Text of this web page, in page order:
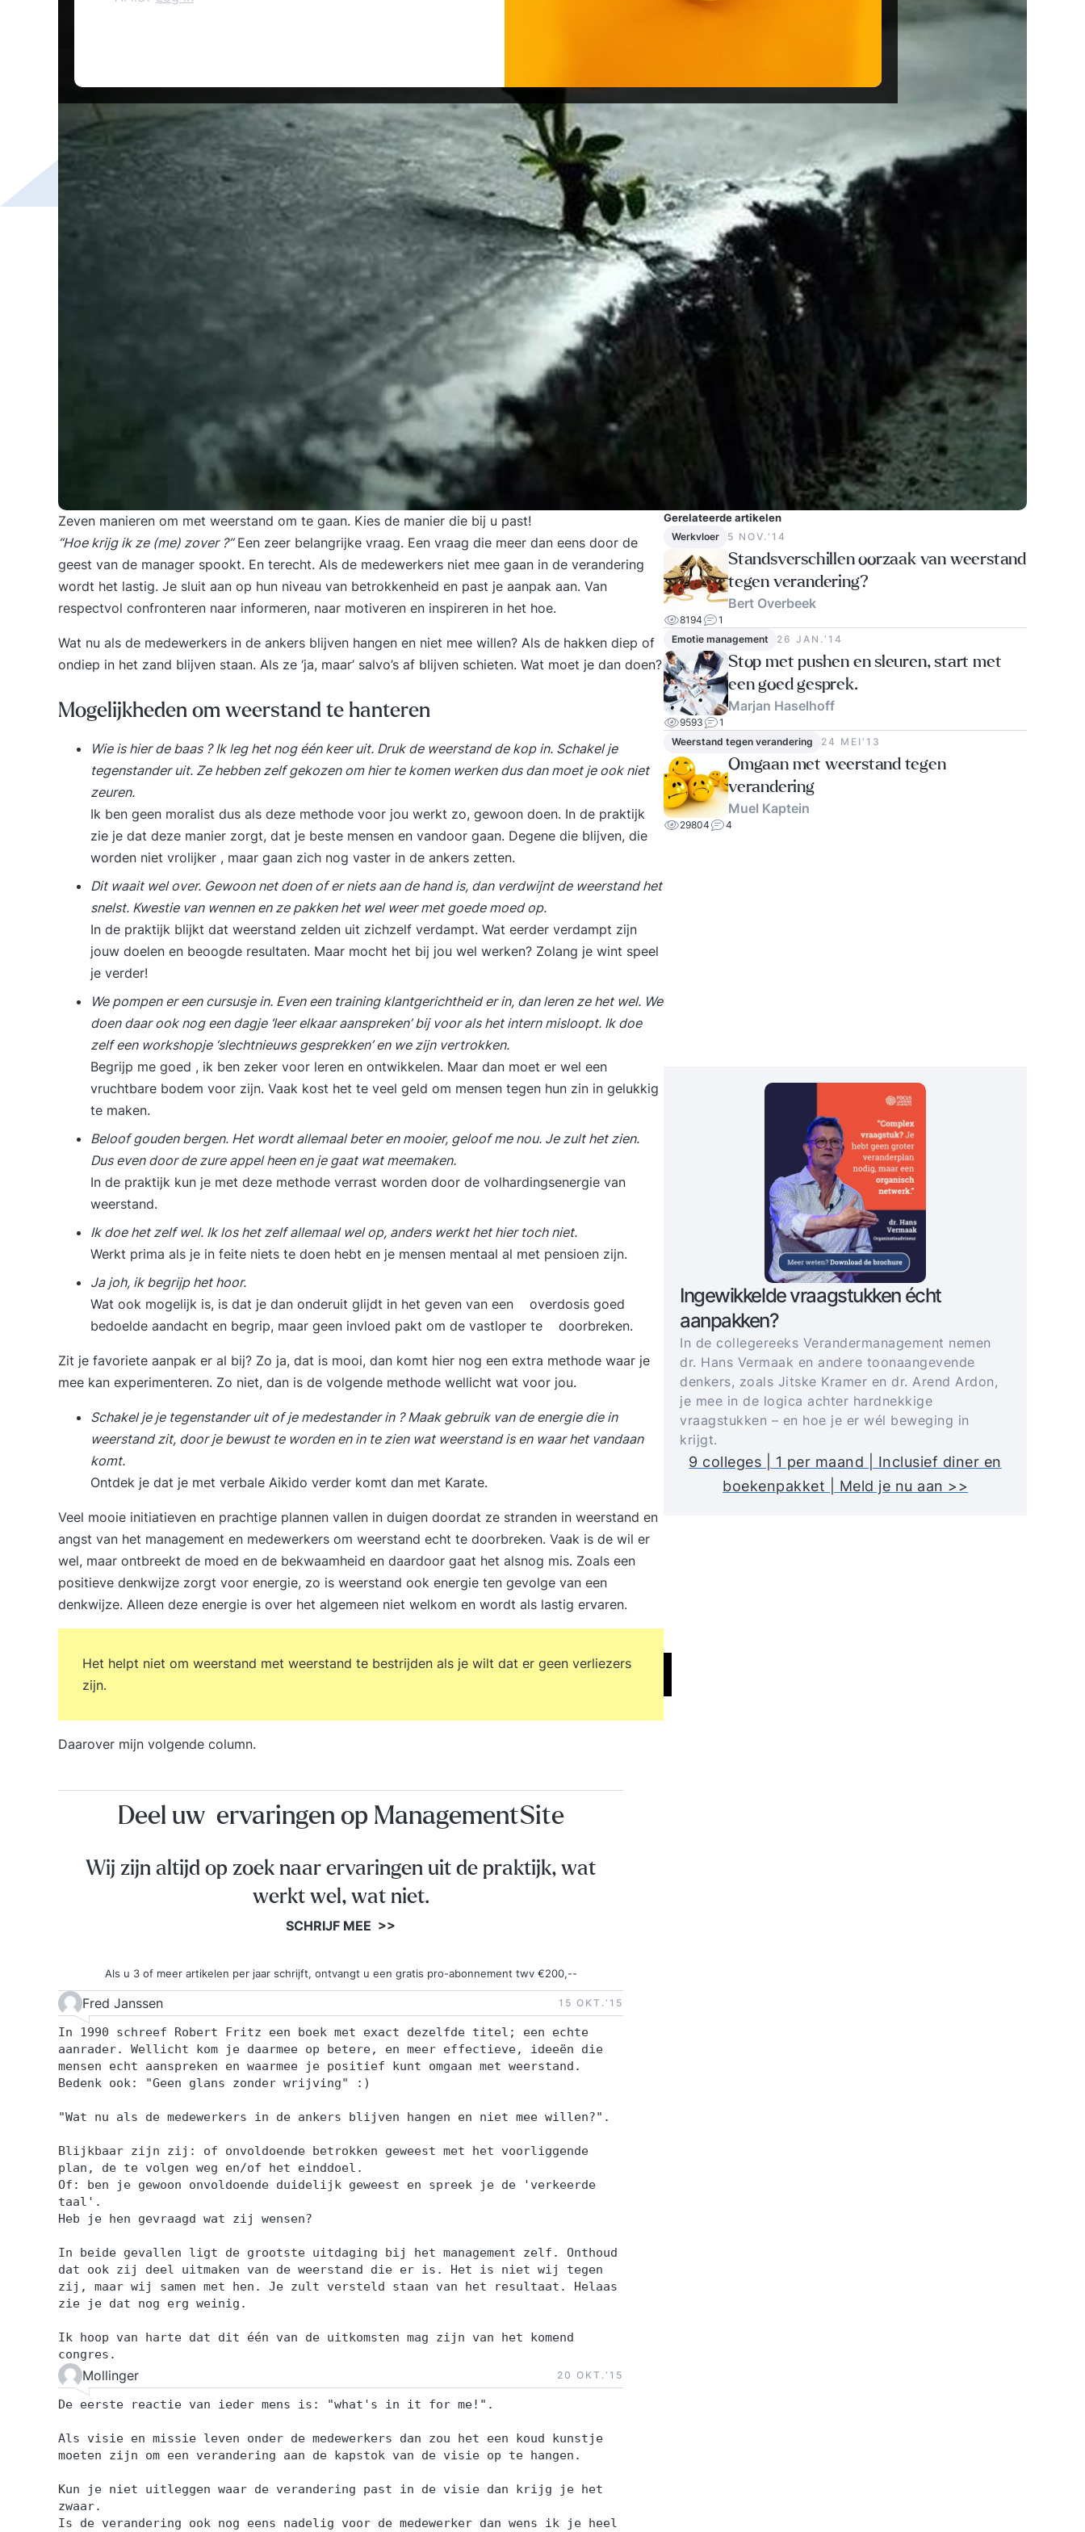
Zeven manieren om met weerstand om te gaan. Kies de manier die bij u past!
“Hoe krijg ik ze (me) zover ?”Een zeer belangrijke vraag. Een vraag die meer dan eens door de
geest van de manager spookt. En terecht. Als de medewerkers niet mee gaan in de verandering
wordt het lastig. Je sluit aan op hun niveau van betrokkenheid en past je aanpak aan. Van
respectvol confronteren naar informeren, naar motiveren en inspireren in het hoe.
Wat nu als de medewerkers in de ankers blijven hangen en niet mee willen? Als de hakken diep of
ondiep in het zand blijven staan. Als ze ‘ja, maar’ salvo’s af blijven schieten. Wat moet je dan doen?
Mogelijkheden om weerstand te hanteren
Wie is hier de baas ? Ik leg het nog één keer uit. Druk de weerstand de kop in. Schakel je
tegenstander uit. Ze hebben zelf gekozen om hier te komen werken dus dan moet je ook niet
zeuren.
Ik ben geen moralist dus als deze methode voor jou werkt zo, gewoon doen. In de praktijk
zie je dat deze manier zorgt, dat je beste mensen en vandoor gaan. Degene die blijven, die
worden niet vrolijker , maar gaan zich nog vaster in de ankers zetten.
Dit waait wel over. Gewoon net doen of er niets aan de hand is, dan verdwijnt de weerstand het
snelst. Kwestie van wennen en ze pakken het wel weer met goede moed op.
In de praktijk blijkt dat weerstand zelden uit zichzelf verdampt. Wat eerder verdampt zijn
jouw doelen en beoogde resultaten. Maar mocht het bij jou wel werken? Zolang je wint speel
je verder!
We pompen er een cursusje in. Even een training klantgerichtheid er in, dan leren ze het wel. We
doen daar ook nog een dagje ‘leer elkaar aanspreken’ bij voor als het intern misloopt. Ik doe
zelf een workshopje ‘slechtnieuws gesprekken’ en we zijn vertrokken.
Begrijp me goed , ik ben zeker voor leren en ontwikkelen. Maar dan moet er wel een
vruchtbare bodem voor zijn. Vaak kost het te veel geld om mensen tegen hun zin in gelukkig
te maken.
Beloof gouden bergen. Het wordt allemaal beter en mooier, geloof me nou. Je zult het zien.
Dus even door de zure appel heen en je gaat wat meemaken.
In de praktijk kun je met deze methode verrast worden door de volhardingsenergie van
weerstand.
Ik doe het zelf wel. Ik los het zelf allemaal wel op, anders werkt het hier toch niet.
Werkt prima als je in feite niets te doen hebt en je mensen mentaal al met pensioen zijn.
Ja joh, ik begrijp het hoor.
Wat ook mogelijk is, is dat je dan onderuit glijdt in het geven van een overdosis goed
bedoelde aandacht en begrip, maar geen invloed pakt om de vastloper te doorbreken.
Zit je favoriete aanpak er al bij? Zo ja, dat is mooi, dan komt hier nog een extra methode waar je
mee kan experimenteren. Zo niet, dan is de volgende methode wellicht wat voor jou.
Schakel je je tegenstander uit of je medestander in ? Maak gebruik van de energie die in
weerstand zit, door je bewust te worden en in te zien wat weerstand is en waar het vandaan
komt.
Ontdek je dat je met verbale Aikido verder komt dan met Karate.
Veel mooie initiatieven en prachtige plannen vallen in duigen doordat ze stranden in weerstand en
angst van het management en medewerkers om weerstand echt te doorbreken. Vaak is de wil er
wel, maar ontbreekt de moed en de bekwaamheid en daardoor gaat het alsnog mis. Zoals een
positieve denkwijze zorgt voor energie, zo is weerstand ook energie ten gevolge van een
denkwijze. Alleen deze energie is over het algemeen niet welkom en wordt als lastig ervaren.
Het helpt niet om weerstand met weerstand te bestrijden als je wilt dat er geen verliezers
zijn.
Daarover mijn volgende column.
Gerelateerde artikelen
Werkvloer 5 NOV.‘14
Standsverschillen oorzaak van weerstand
tegen verandering?
Bert Overbeek
8194
1
Emotie management
26 JAN.‘14
Stop met pushen en sleuren, start met
een goed gesprek.
Marjan Haselhoff
9593
1
Weerstand tegen verandering
24 MEI‘13
Omgaan met weerstand tegen
verandering
Muel Kaptein
29804 4
Ingewikkelde vraagstukken écht
aanpakken?
In de collegereeks Verandermanagement nemen
dr. Hans Vermaak en andere toonaangevende
denkers, zoals Jitske Kramer en dr. Arend Ardon,
je mee in de logica achter hardnekkige
vraagstukken – en hoe je er wél beweging in
krijgt.
9 colleges | 1 per maand | Inclusief diner en
boekenpakket | Meld je nu aan >>
Deel uw ervaringen op ManagementSite
Wij zijn altijd op zoek naar ervaringen uit de praktijk, wat
werkt wel, wat niet.
SCHRIJF MEE >>
Als u 3 of meer artikelen per jaar schrijft, ontvangt u een gratis pro-abonnement twv €200,--
Fred Janssen 15 OKT.‘15
In 1990 schreef Robert Fritz een boek met exact dezelfde titel; een echte
aanrader. Wellicht kom je daarmee op betere, en meer effectieve, ideeën die
mensen echt aanspreken en waarmee je positief kunt omgaan met weerstand.
Bedenk ook: "Geen glans zonder wrijving" :)
"Wat nu als de medewerkers in de ankers blijven hangen en niet mee willen?".
Blijkbaar zijn zij: of onvoldoende betrokken geweest met het voorliggende
plan, de te volgen weg en/of het einddoel.
Of: ben je gewoon onvoldoende duidelijk geweest en spreek je de 'verkeerde
taal'.
Heb je hen gevraagd wat zij wensen?
In beide gevallen ligt de grootste uitdaging bij het management zelf. Onthoud
dat ook zij deel uitmaken van de weerstand die er is. Het is niet wij tegen
zij, maar wij samen met hen. Je zult versteld staan van het resultaat. Helaas
zie je dat nog erg weinig.
Ik hoop van harte dat dit één van de uitkomsten mag zijn van het komend
congres.
Mollinger 20 OKT.‘15
De eerste reactie van ieder mens is: "what's in it for me!".
Als visie en missie leven onder de medewerkers dan zou het een koud kunstje
moeten zijn om een verandering aan de kapstok van de visie op te hangen.
Kun je niet uitleggen waar de verandering past in de visie dan krijg je het
zwaar.
Is de verandering ook nog eens nadelig voor de medewerker dan wens ik je heel